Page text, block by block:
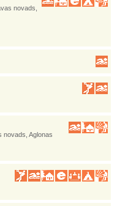
novads,
novads, Aglonas